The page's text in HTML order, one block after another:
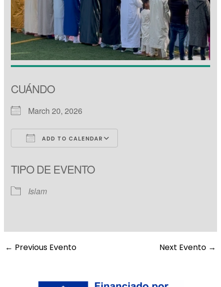
CUÁNDO
March 20, 2026
ADD TO CALENDAR
TIPO DE EVENTO
Islam
← Previous Evento Next Evento →